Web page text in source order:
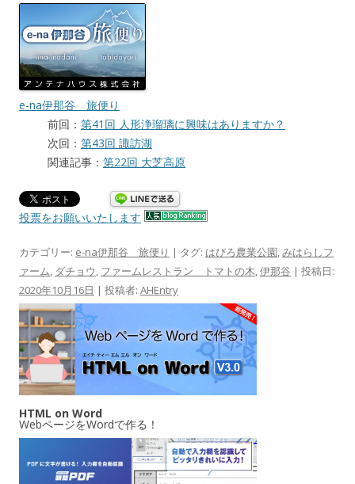
e-na伊那谷 旅便り
前回： 第41回 人形浄瑠璃に興味はありますか？
次回： 第43回 諏訪湖
関連記事： 第22回 大芝高原
投票をお願いいたします
カテゴリー: e-na伊那谷 旅便り | タグ: はびろ農業公園,みはらしフ
ァーム, ダチョウ, ファームレストラン トマトの木,伊那谷 | 投稿日:
2020年10月16日 | 投稿者: AHEntry
HTML on Word
WebページをWordで作る！